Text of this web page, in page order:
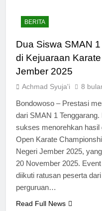
BERITA
Dua Siswa SMAN
di Kejuaraan
Jember 2025
Achmad Syuja'i 8
Bondowoso – Prestasi
dari SMAN 1
sukses menorehkan hasil
Open Karate
Negeri Jember 2025,
20 November 2025.
diikuti ratusan peserta
perguruan…
Read Full News